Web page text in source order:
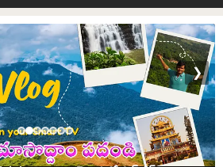
❯